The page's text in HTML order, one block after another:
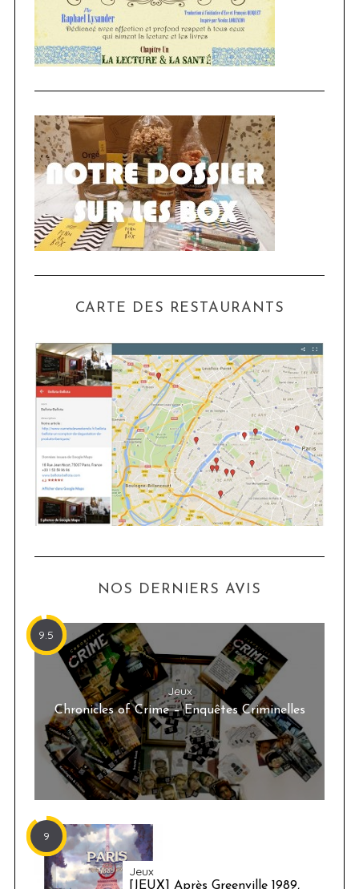
CARTE DES RESTAURANTS
NOS DERNIERS AVIS
9.5
Jeux
Chronicles of Crime – Enquêtes Criminelles
9
Jeux
[JEUX] Après Greenville 1989,